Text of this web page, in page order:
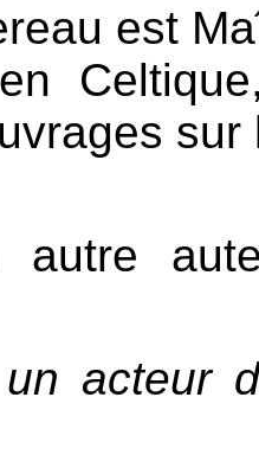
est
autre
acteur